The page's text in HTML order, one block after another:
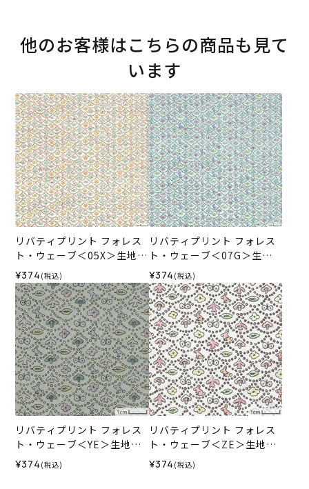
他のお客様はこちらの商品も見て
います
リバティプリント フォレス
ト・ウェーブ＜05X＞生地
（ホビーラホビーレオリジ
ナル）2026SS
¥374 (税込)
リバティプリント フォレス
ト・ウェーブ＜07G＞生地
（ホビーラホビーレオリジ
ナル）2026SS
¥374 (税込)
リバティプリント フォレス
ト・ウェーブ＜YE＞生地
（リバティ・ファブリック
ス）2025SS
¥374 (税込)
リバティプリント フォレス
ト・ウェーブ＜ZE＞生地
（リバティ・ファブリック
ス）2025SS
¥374 (税込)